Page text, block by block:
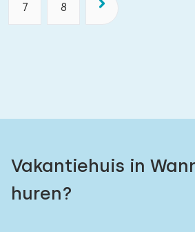
7 8
Vakantiehuis in
huren?